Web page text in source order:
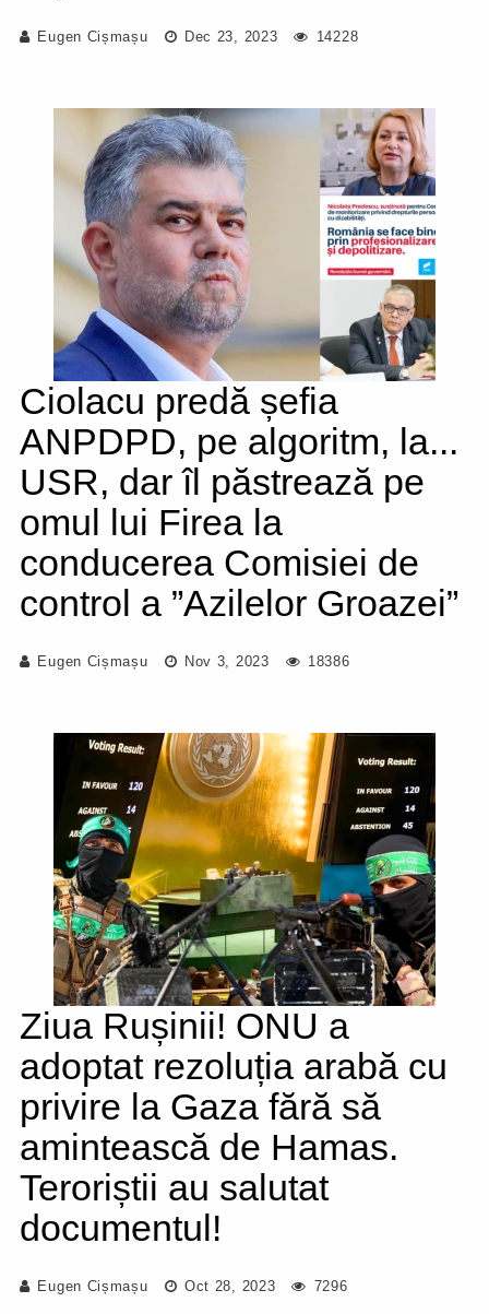
Eugen Cișmașu Dec 23, 2023 14228
Ciolacu predă șefia
ANPDPD, pe algoritm, la...
USR, dar îl păstrează pe
omul lui Firea la
conducerea Comisiei de
control a ”Azilelor Groazei”
Eugen Cișmașu Nov 3, 2023 18386
Ziua Rușinii! ONU a
adoptat rezoluția arabă cu
privire la Gaza fără să
amintească de Hamas.
Teroriștii au salutat
documentul!
Eugen Cișmașu Oct 28, 2023 7296